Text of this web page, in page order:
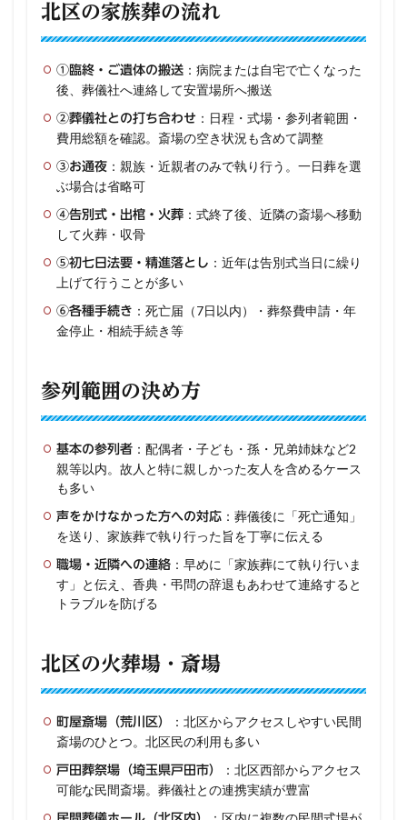
北区の家族葬の流れ
①臨終・ご遺体の搬送 ：病院または自宅で亡くなった
後、葬儀社へ連絡して安置場所へ搬送
②葬儀社との打ち合わせ ：日程・式場・参列者範囲・
費用総額を確認。斎場の空き状況も含めて調整
③お通夜 ：親族・近親者のみで執り行う。一日葬を選
ぶ場合は省略可
④告別式・出棺・火葬 ：式終了後、近隣の斎場へ移動
して火葬・収骨
⑤初七日法要・精進落とし ：近年は告別式当日に繰り
上げて行うことが多い
⑥各種手続き ：死亡届（7日以内）・葬祭費申請・年
金停止・相続手続き等
参列範囲の決め方
基本の参列者 ：配偶者・子ども・孫・兄弟姉妹など2
親等以内。故人と特に親しかった友人を含めるケース
も多い
声をかけなかった方への対応 ：葬儀後に「死亡通知」
を送り、家族葬で執り行った旨を丁寧に伝える
職場・近隣への連絡 ：早めに「家族葬にて執り行いま
す」と伝え、香典・弔問の辞退もあわせて連絡すると
トラブルを防げる
北区の火葬場・斎場
町屋斎場（荒川区）
：北区からアクセスしやすい民間
斎場のひとつ。北区民の利用も多い
戸田葬祭場（埼玉県戸田市）
：北区西部からアクセス
可能な民間斎場。葬儀社との連携実績が豊富